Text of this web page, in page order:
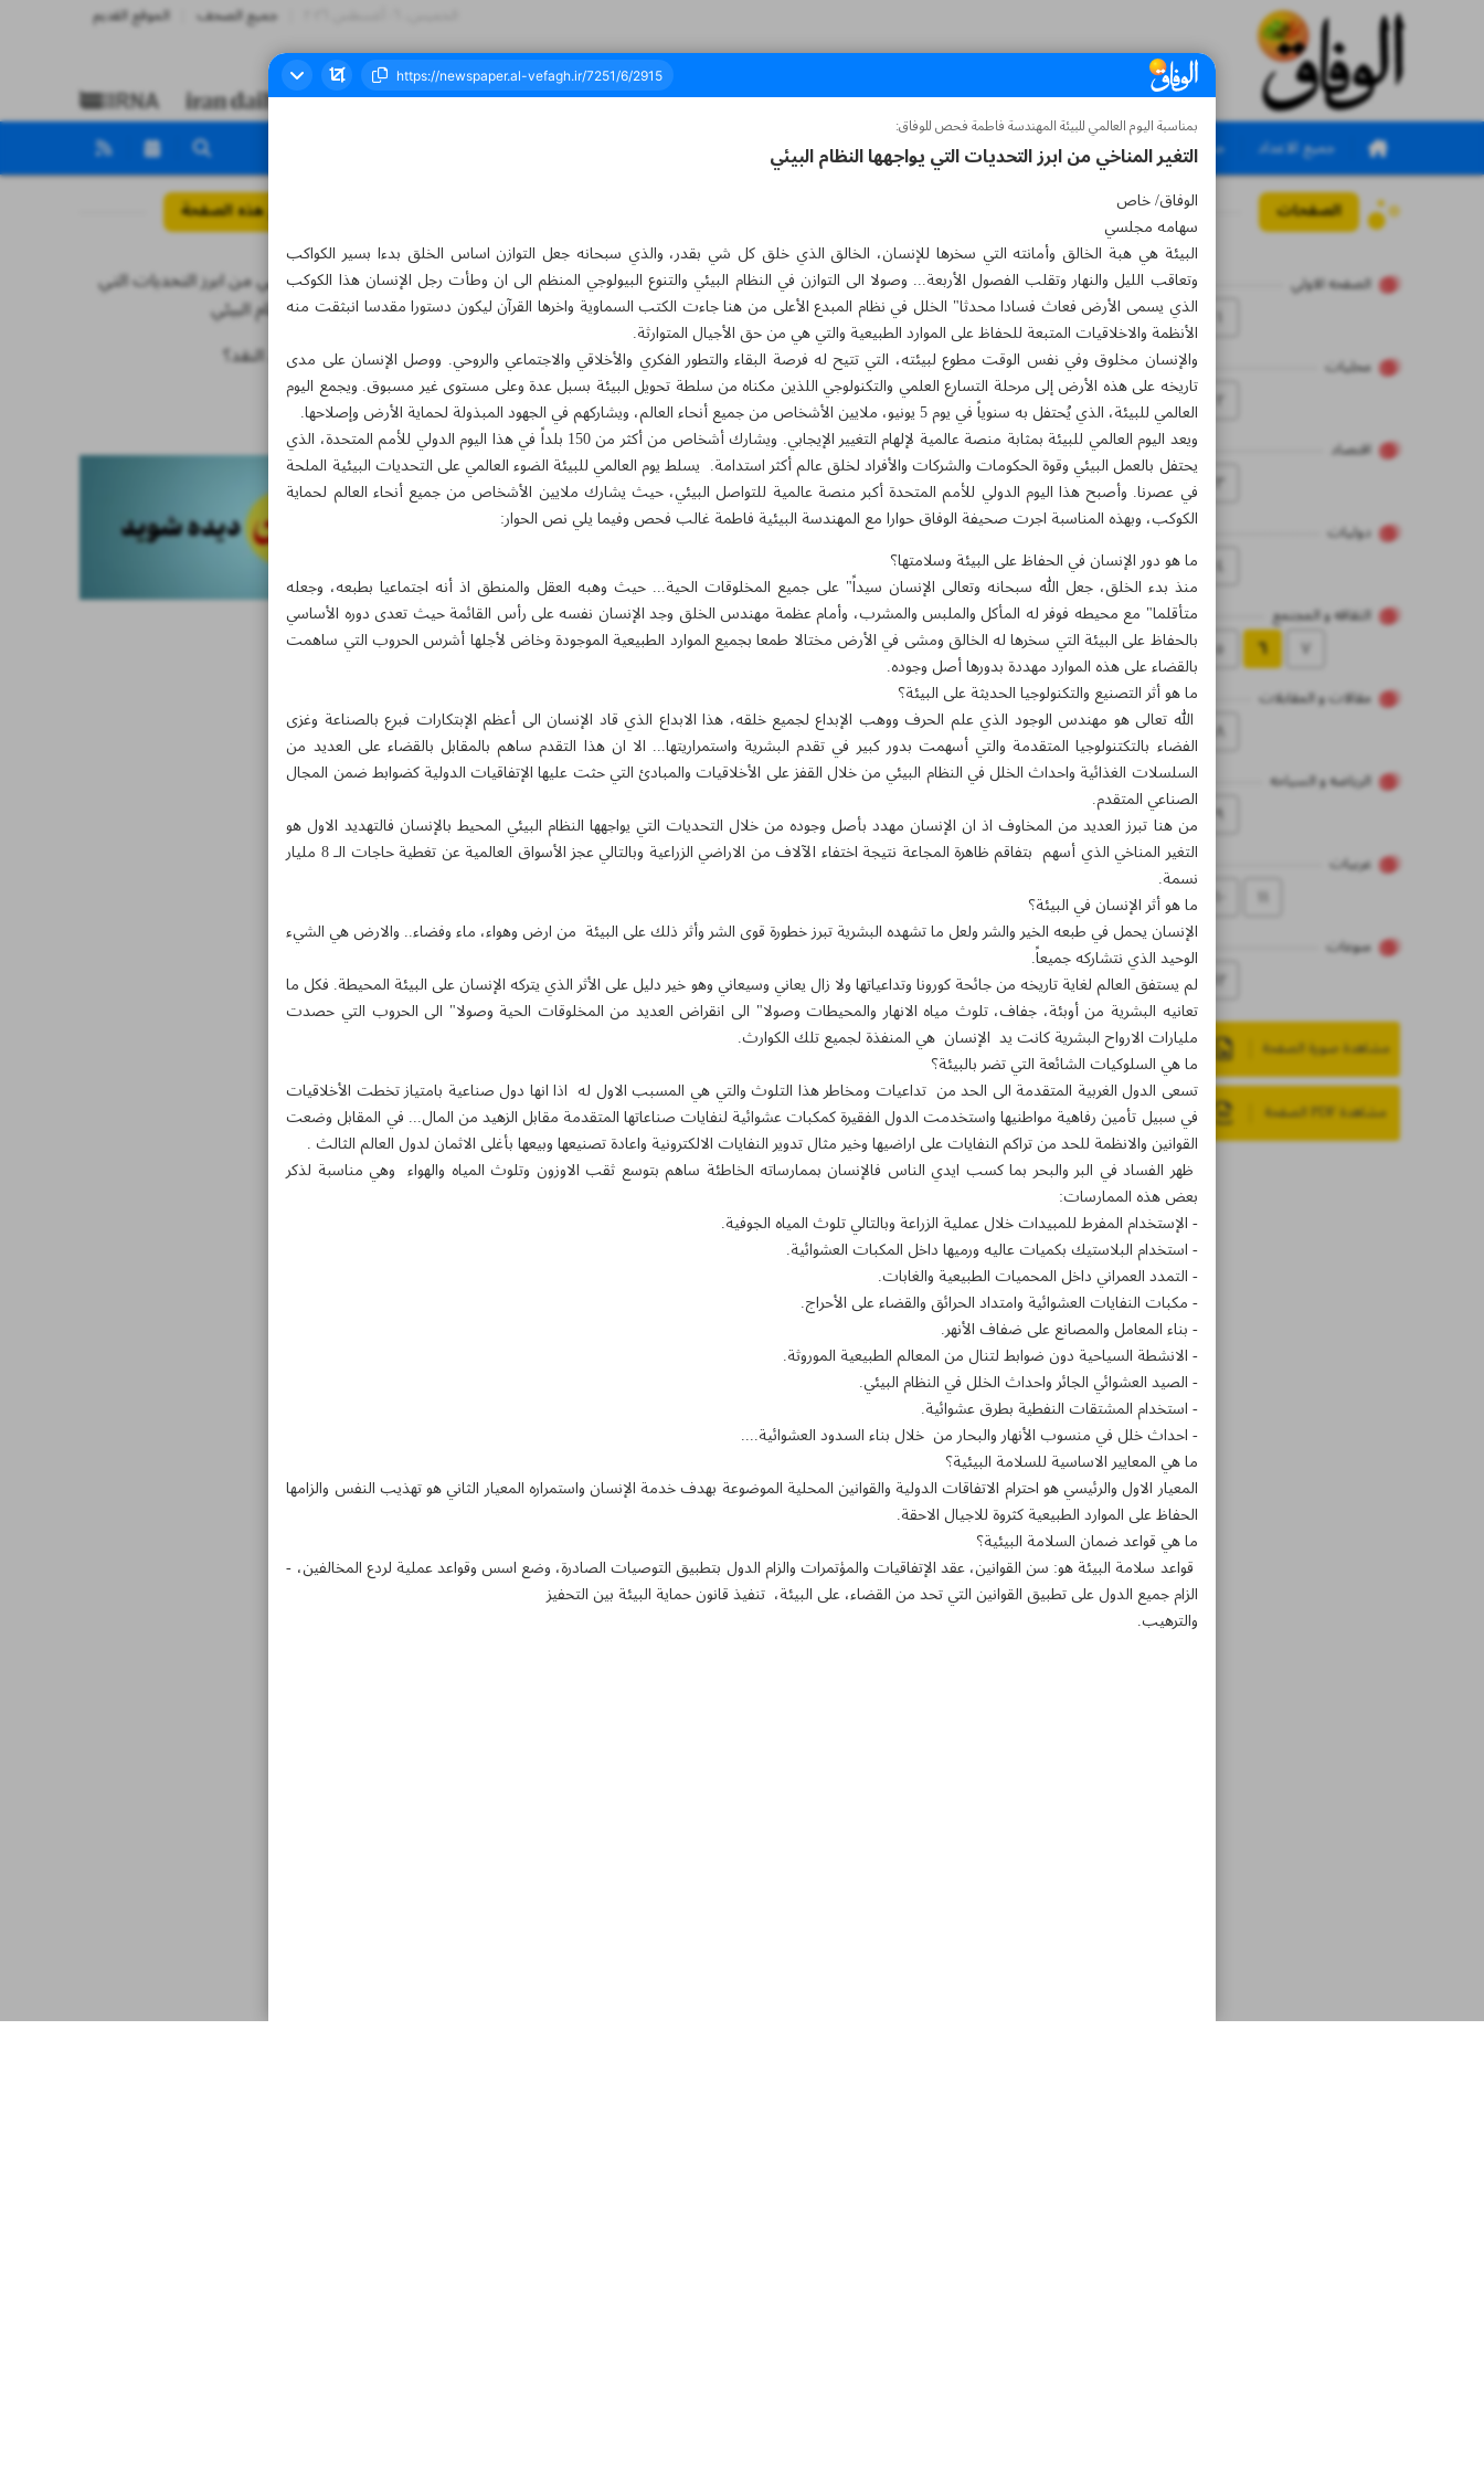
جميع الصحف الموقع القديم
جميع الاعداد جميع الملاحق
الصفحات
الصفحه الاولي
محلیات
۲
اقتصاد
۳
دولیات
٤
الثقاقه و المجتمع
٥ ٦ ۷
مقالات و المقابلات
۸
الریاضه و السیاحه
۹
عربیات
۱۱
منوعات
۱۲
مشاهدة صورة الصفحة
مشاهدة PDF الصفحة
مواضيع هذه الصفحة
التغير المناخي من ابرز التحديات التي
يواجهها النظام البيئي
لماذا لا نحبذ النقد؟
اخبار قصيرة
بمناسبة اليوم العالمي للبيئة المهندسة فاطمة فحص للوفاق:
التغير المناخي من ابرز التحديات التي يواجهها النظام البيئي
الوفاق/ خاص
سهامه مجلسي
البيئة هي هبة الخالق وأمانته التي سخرها للإنسان، الخالق الذي خلق كل شي بقدر، والذي سبحانه جعل التوازن اساس الخلق بدءا بسير الكواكب
وتعاقب الليل والنهار وتقلب الفصول الأربعة... وصولا الى التوازن في النظام البيئي والتنوع البيولوجي المنظم الى ان وطأت رجل الإنسان هذا الكوكب
الذي يسمى الأرض فعاث فسادا محدثا" الخلل في نظام المبدع الأعلى من هنا جاءت الكتب السماوية واخرها القرآن ليكون دستورا مقدسا انبثقت منه
الأنظمة والاخلاقيات المتبعة للحفاظ على الموارد الطبيعية والتي هي من حق الأجيال المتوارثة.
والإنسان مخلوق وفي نفس الوقت مطوع لبيئته، التي تتيح له فرصة البقاء والتطور الفكري والأخلاقي والاجتماعي والروحي. ووصل الإنسان على مدى
تاريخه على هذه الأرض إلى مرحلة التسارع العلمي والتكنولوجي اللذين مكناه من سلطة تحويل البيئة بسبل عدة وعلى مستوى غير مسبوق. ويجمع اليوم
العالمي للبيئة، الذي يُحتفل به سنوياً في يوم 5 يونيو، ملايين الأشخاص من جميع أنحاء العالم، ويشاركهم في الجهود المبذولة لحماية الأرض وإصلاحها.
ويعد اليوم العالمي للبيئة بمثابة منصة عالمية لإلهام التغيير الإيجابي. ويشارك أشخاص من أكثر من 150 بلداً في هذا اليوم الدولي للأمم المتحدة، الذي
يحتفل بالعمل البيئي وقوة الحكومات والشركات والأفراد لخلق عالم أكثر استدامة. يسلط يوم العالمي للبيئة الضوء العالمي على التحديات البيئية الملحة
في عصرنا. وأصبح هذا اليوم الدولي للأمم المتحدة أكبر منصة عالمية للتواصل البيئي، حيث يشارك ملايين الأشخاص من جميع أنحاء العالم لحماية
الكوكب، وبهذه المناسبة اجرت صحيفة الوفاق حوارا مع المهندسة البيئية فاطمة غالب فحص وفيما يلي نص الحوار:
ما هو دور الإنسان في الحفاظ على البيئة وسلامتها؟
منذ بدء الخلق، جعل الله سبحانه وتعالى الإنسان سيداً" على جميع المخلوقات الحية... حيث وهبه العقل والمنطق اذ أنه اجتماعيا بطبعه، وجعله
متأقلما" مع محيطه فوفر له المأكل والملبس والمشرب، وأمام عظمة مهندس الخلق وجد الإنسان نفسه على رأس القائمة حيث تعدى دوره الأساسي
بالحفاظ على البيئة التي سخرها له الخالق ومشى في الأرض مختالا طمعا بجميع الموارد الطبيعية الموجودة وخاض لأجلها أشرس الحروب التي ساهمت
بالقضاء على هذه الموارد مهددة بدورها أصل وجوده.
ما هو أثر التصنيع والتكنولوجيا الحديثة على البيئة؟
الله تعالى هو مهندس الوجود الذي علم الحرف ووهب الإبداع لجميع خلقه، هذا الابداع الذي قاد الإنسان الى أعظم الإبتكارات فبرع بالصناعة وغزى
الفضاء بالتكتنولوجيا المتقدمة والتي أسهمت بدور كبير في تقدم البشرية واستمراريتها... الا ان هذا التقدم ساهم بالمقابل بالقضاء على العديد من
السلسلات الغذائية واحداث الخلل في النظام البيئي من خلال القفز على الأخلاقيات والمبادئ التي حثت عليها الإتفاقيات الدولية كضوابط ضمن المجال
الصناعي المتقدم.
من هنا تبرز العديد من المخاوف اذ ان الإنسان مهدد بأصل وجوده من خلال التحديات التي يواجهها النظام البيئي المحيط بالإنسان فالتهديد الاول هو
التغير المناخي الذي أسهم بتفاقم ظاهرة المجاعة نتيجة اختفاء الآلاف من الاراضي الزراعية وبالتالي عجز الأسواق العالمية عن تغطية حاجات الـ 8 مليار
نسمة.
ما هو أثر الإنسان في البيئة؟
الإنسان يحمل في طبعه الخير والشر ولعل ما تشهده البشرية تبرز خطورة قوى الشر وأثر ذلك على البيئة من ارض وهواء، ماء وفضاء.. والارض هي الشيء
الوحيد الذي نتشاركه جميعاً.
لم يستفق العالم لغاية تاريخه من جائحة كورونا وتداعياتها ولا زال يعاني وسيعاني وهو خير دليل على الأثر الذي يتركه الإنسان على البيئة المحيطة. فكل ما
تعانيه البشرية من أوبئة، جفاف، تلوث مياه الانهار والمحيطات وصولا" الى انقراض العديد من المخلوقات الحية وصولا" الى الحروب التي حصدت
مليارات الارواح البشرية كانت يد الإنسان هي المنفذة لجميع تلك الكوارث.
ما هي السلوكيات الشائعة التي تضر بالبيئة؟
تسعى الدول الغربية المتقدمة الى الحد من تداعيات ومخاطر هذا التلوث والتي هي المسبب الاول له اذا انها دول صناعية بامتياز تخطت الأخلاقيات
في سبيل تأمين رفاهية مواطنيها واستخدمت الدول الفقيرة كمكبات عشوائية لنفايات صناعاتها المتقدمة مقابل الزهيد من المال... في المقابل وضعت
القوانين والانظمة للحد من تراكم النفايات على اراضيها وخير مثال تدوير النفايات الالكترونية واعادة تصنيعها وبيعها بأغلى الاثمان لدول العالم الثالث .
ظهر الفساد في البر والبحر بما كسب ايدي الناس فالإنسان بممارساته الخاطئة ساهم بتوسع ثقب الاوزون وتلوث المياه والهواء وهي مناسبة لذكر
بعض هذه الممارسات:
- الإستخدام المفرط للمبيدات خلال عملية الزراعة وبالتالي تلوث المياه الجوفية.
- استخدام البلاستيك بكميات عاليه ورميها داخل المكبات العشوائية.
- التمدد العمراني داخل المحميات الطبيعية والغابات.
- مكبات النفايات العشوائية وامتداد الحرائق والقضاء على الأحراج.
- بناء المعامل والمصانع على ضفاف الأنهر.
- الانشطة السياحية دون ضوابط لتنال من المعالم الطبيعية الموروثة.
- الصيد العشوائي الجائر واحداث الخلل في النظام البيئي.
- استخدام المشتقات النفطية بطرق عشوائية.
- احداث خلل في منسوب الأنهار والبحار من خلال بناء السدود العشوائية....
ما هي المعايير الاساسية للسلامة البيئية؟
المعيار الاول والرئيسي هو احترام الاتفاقات الدولية والقوانين المحلية الموضوعة بهدف خدمة الإنسان واستمراره المعيار الثاني هو تهذيب النفس والزامها
الحفاظ على الموارد الطبيعية كثروة للاجيال الاحقة.
ما هي قواعد ضمان السلامة البيئية؟
قواعد سلامة البيئة هو: سن القوانين، عقد الإتفاقيات والمؤتمرات والزام الدول بتطبيق التوصيات الصادرة، وضع اسس وقواعد عملية لردع المخالفين، -
الزام جميع الدول على تطبيق القوانين التي تحد من القضاء، على البيئة، تنفيذ قانون حماية البيئة بين التحفيز
والترهيب.